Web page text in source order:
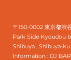
〒150-0002 東京都渋
Park Side Kyoudou
Shibuya , Shibuya-
Information : DJ